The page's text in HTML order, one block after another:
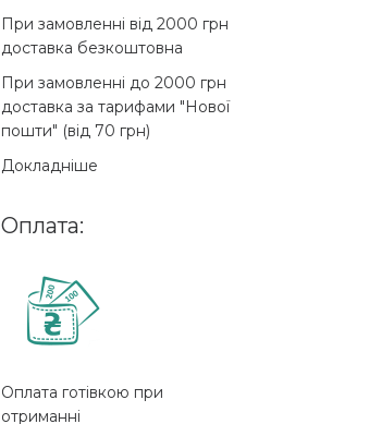
При замовленні від 2000 грн
доставка безкоштовна
При замовленні до 2000 грн
доставка за тарифами "Нової
пошти" (від 70 грн)
Докладніше
Оплата:
Оплата готівкою при
отриманні